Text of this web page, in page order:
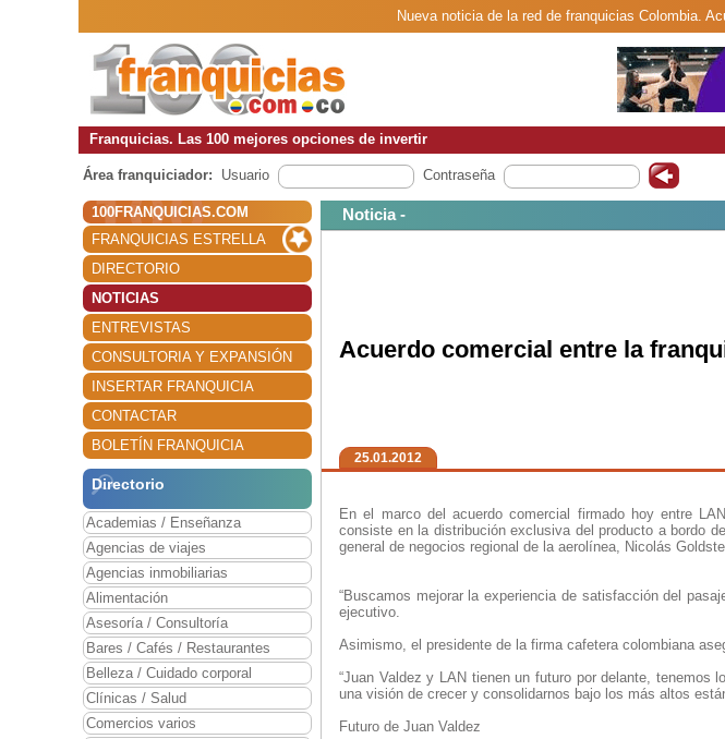
Nueva noticia de la red de franquicias Colombia.
Franquicias. Las 100 mejores opciones de invertir
Área franquiciador: Usuario Contraseña
100FRANQUICIAS.COM
FRANQUICIAS ESTRELLA
DIRECTORIO
NOTICIAS
ENTREVISTAS
CONSULTORIA Y EXPANSIÓN
INSERTAR FRANQUICIA
CONTACTAR
BOLETÍN FRANQUICIA
Directorio
Academias / Enseñanza
Agencias de viajes
Agencias inmobiliarias
Alimentación
Asesoría / Consultoría
Bares / Cafés / Restaurantes
Belleza / Cuidado corporal
Clínicas / Salud
Comercios varios
Noticia -
Acuerdo comercial entre la
25.01.2012
En el marco del acuerdo comercial firmado hoy entre
consiste en la distribución exclusiva del producto a bordo
general de negocios regional de la aerolínea, Nicolás
“Buscamos mejorar la experiencia de satisfacción del
ejecutivo.
Asimismo, el presidente de la firma cafetera colombiana
“Juan Valdez y LAN tienen un futuro por delante,
una visión de crecer y consolidarnos bajo los más altos
Futuro de Juan Valdez